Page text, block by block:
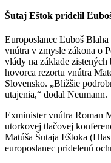
Šutaj Eštok pridelil
Europoslanec Ľuboš
vnútra v zmysle zákona o
vlády na základe
hovorca rezortu vnútra
Slovensko. „Bližšie
utajenia,“ dodal Neumann.
Exminister vnútra Roman
utorkovej tlačovej
Matúša Šutaja Eštoka
europoslanec pridelenú